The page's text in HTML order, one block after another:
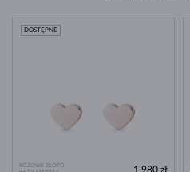
RÓŻOWE ZŁOTO
DOSTĘPNE
1 980 zł